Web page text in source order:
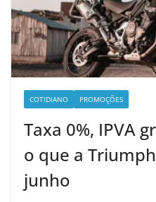
COTIDIANO PROMOÇÕES
Taxa 0%, IPVA
o que a
junho